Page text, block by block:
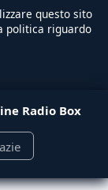
questo sito
politica riguardo
Radio Box